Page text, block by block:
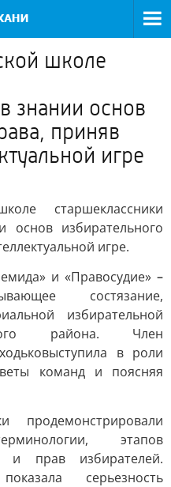
школе
знании основ
приняв
игре
старшеклассники
основ избирательного
игре.
и «Правосудие» –
состязание,
избирательной
района. Член
выступила в роли
команд и поясняя
этапов
и прав избирателей.
серьезность